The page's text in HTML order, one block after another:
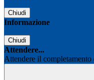
Chiudi
Informazione
Chiudi
Attendere...
Attendere il completamento